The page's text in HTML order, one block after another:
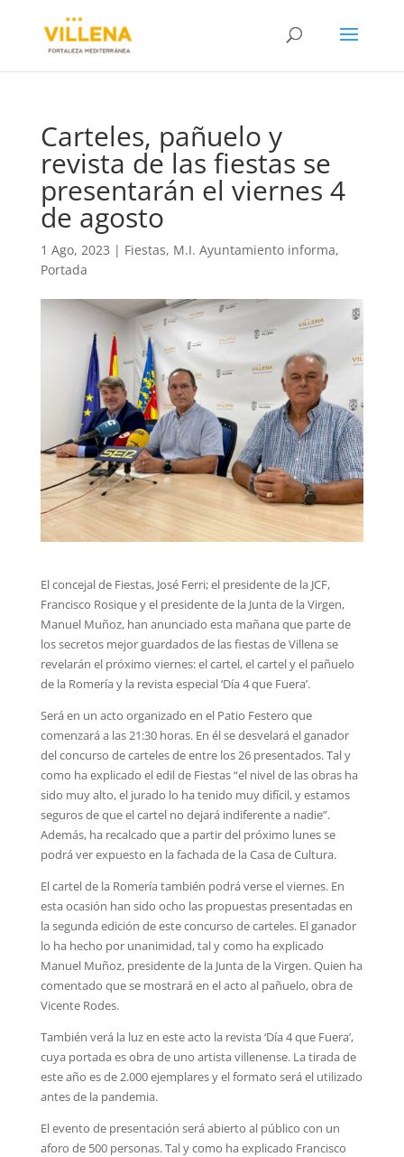
Carteles, pañuelo y
revista de las fiestas se
presentarán el viernes 4
de agosto
1 Ago, 2023 | Fiestas, M.I. Ayuntamiento informa,
Portada
El concejal de Fiestas, José Ferri; el presidente de la JCF,
Francisco Rosique y el presidente de la Junta de la Virgen,
Manuel Muñoz, han anunciado esta mañana que parte de
los secretos mejor guardados de las fiestas de Villena se
revelarán el próximo viernes: el cartel, el cartel y el pañuelo
de la Romería y la revista especial ‘Día 4 que Fuera’.
Será en un acto organizado en el Patio Festero que
comenzará a las 21:30 horas. En él se desvelará el ganador
del concurso de carteles de entre los 26 presentados. Tal y
como ha explicado el edil de Fiestas “el nivel de las obras ha
sido muy alto, el jurado lo ha tenido muy difícil, y estamos
seguros de que el cartel no dejará indiferente a nadie”.
Además, ha recalcado que a partir del próximo lunes se
podrá ver expuesto en la fachada de la Casa de Cultura.
El cartel de la Romería también podrá verse el viernes. En
esta ocasión han sido ocho las propuestas presentadas en
la segunda edición de este concurso de carteles. El ganador
lo ha hecho por unanimidad, tal y como ha explicado
Manuel Muñoz, presidente de la Junta de la Virgen. Quien ha
comentado que se mostrará en el acto al pañuelo, obra de
Vicente Rodes.
También verá la luz en este acto la revista ‘Día 4 que Fuera’,
cuya portada es obra de uno artista villenense. La tirada de
este año es de 2.000 ejemplares y el formato será el utilizado
antes de la pandemia.
El evento de presentación será abierto al público con un
aforo de 500 personas. Tal y como ha explicado Francisco